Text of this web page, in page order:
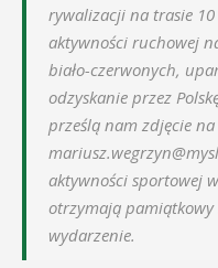
rywalizacji na trasie
aktywności ruchowej
biało-czerwonych,
odzyskanie przez
prześlą nam zdjęcie
aktywności sportowej
otrzymają
wydarzenie.